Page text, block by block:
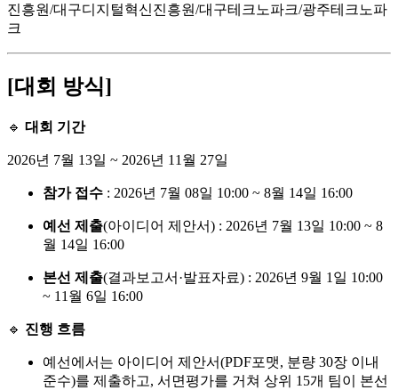
진흥원/대구디지털혁신진흥원/대구테크노파크/광주테크노파
크
[대회 방식]
🔹 대회 기간
2026년 7월 13일 ~ 2026년 11월 27일
참가 접수 : 2026년 7월 08일 10:00 ~ 8월 14일 16:00
예선 제출(아이디어 제안서) : 2026년 7월 13일 10:00 ~ 8
월 14일 16:00
본선 제출(결과보고서·발표자료) : 2026년 9월 1일 10:00
~ 11월 6일 16:00
🔹 진행 흐름
예선에서는 아이디어 제안서(PDF포맷, 분량 30장 이내
준수)를 제출하고, 서면평가를 거쳐 상위 15개 팀이 본선